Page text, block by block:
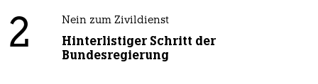
2 Nein zum Zivildienst
Hinterlistiger Schritt der
Bundesregierung